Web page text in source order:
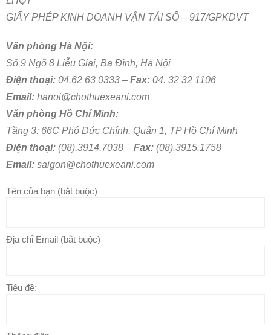
GIẤY PHÉP KINH DOANH VẬN TẢI SỐ – 917/GPKDVT
Văn phòng Hà Nội:
Số 9 Ngõ 8 Liễu Giai, Ba Đình, Hà Nội
Điện thoại: 04.62 63 0333 – Fax: 04. 32 32 1106
Email: hanoi@chothuexeani.com
Văn phòng Hồ Chí Minh:
Tầng 3: 66C Phó Đức Chính, Quận 1, TP Hồ Chí Minh
Điện thoại: (08).3914.7038 – Fax: (08).3915.1758
Email: saigon@chothuexeani.com
Tên của bạn (bắt buộc)
Địa chỉ Email (bắt buộc)
Tiêu đề: